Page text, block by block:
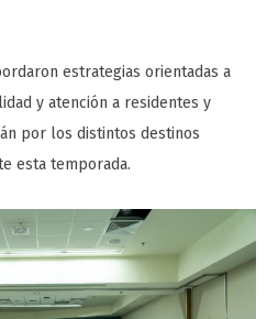
estrategias orientadas a
y atención a residentes y
por los distintos destinos
esta temporada.